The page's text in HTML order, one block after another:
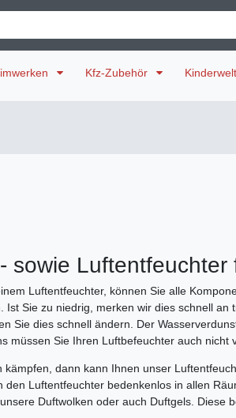
Kfz-Zubehör Kinderwelt
sowie
Luftentfeuchter, können Sie alle
Sie zu niedrig, merken wir dies schnell
Sie dies schnell ändern. Der
müssen Sie Ihren Luftbefeuchter auch nicht
dann kann Ihnen unser
Luftentfeuchter bedenkenlos in allen
Duftwolken oder auch Duftgels. Diese